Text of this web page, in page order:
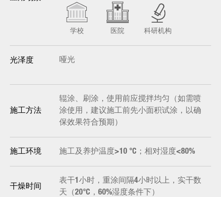
学校 医院 科研机构
光泽度 哑光
施工方法
辊涂、刷涂，使用前应搅拌均匀（如需喷
涂使用，建议施工前先小面积试涂，以确
保效果符合预期）
施工环境 施工及养护温度>10 °C；相对湿度<80%
干燥时间
表干1小时，重涂间隔4小时以上，实干数
天（20°C，60%湿度条件下）